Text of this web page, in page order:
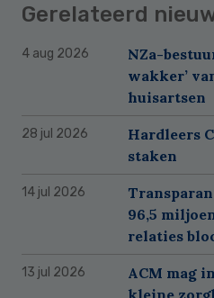
Gerelateerd
4 aug 2026
NZa-
wakker’
huisartsen
28 jul 2026
Hardleers
staken
14 jul 2026
96,5
relaties
13 jul 2026
ACM mag
kleine